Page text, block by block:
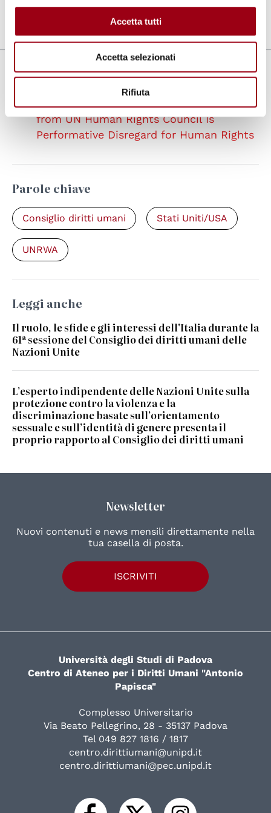
Accetta tutti
Accetta selezionati
Rifiuta
10.02.2025
Collegamenti
Amnesty International, U.S. Withdrawal
from UN Human Rights Council Is
Performative Disregard for Human Rights
Parole chiave
Consiglio diritti umani Stati Uniti/USA
UNRWA
Leggi anche
Il ruolo, le sfide e gli interessi dell'Italia durante la
61ª sessione del Consiglio dei diritti umani delle
Nazioni Unite
L’esperto indipendente delle Nazioni Unite sulla
protezione contro la violenza e la
discriminazione basate sull’orientamento
sessuale e sull’identità di genere presenta il
proprio rapporto al Consiglio dei diritti umani
Newsletter
Nuovi contenuti e news mensili direttamente nella
tua casella di posta.
ISCRIVITI
Università degli Studi di Padova
Centro di Ateneo per i Diritti Umani "Antonio
Papisca"
Complesso Universitario
Via Beato Pellegrino, 28 - 35137 Padova
Tel 049 827 1816 / 1817
centro.dirittiumani@unipd.it
centro.dirittiumani@pec.unipd.it